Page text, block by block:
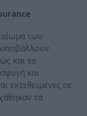
των
και το
και
εκτεθειμένες σε
τα